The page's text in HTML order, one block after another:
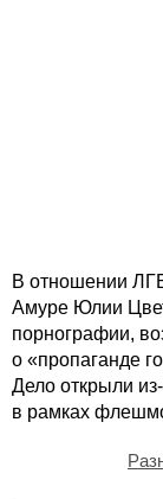
В отношении
Амуре Юлии
порнографии,
о «пропаганде
Дело открыли
в рамках